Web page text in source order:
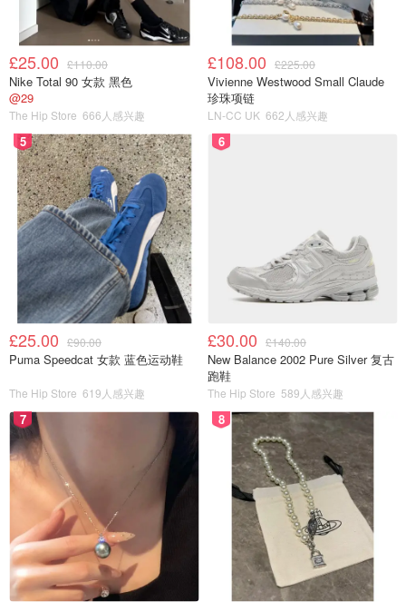
£25.00 £110.00
Nike Total 90 女款 黑色
@29
The Hip Store 666人感兴趣
£108.00 £225.00
Vivienne Westwood Small Claude
珍珠项链
LN-CC UK 662人感兴趣
5
£25.00 £90.00
Puma Speedcat 女款 蓝色运动鞋
The Hip Store 619人感兴趣
6
£30.00 £140.00
New Balance 2002 Pure Silver 复古
跑鞋
The Hip Store 589人感兴趣
7 8